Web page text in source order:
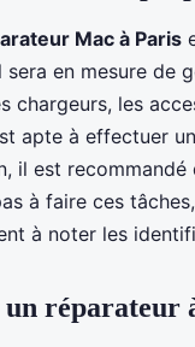
Mac à Paris
en mesure de
chargeurs, les
apte à effectuer
il est recommandé
à faire ces
à noter les
réparateur